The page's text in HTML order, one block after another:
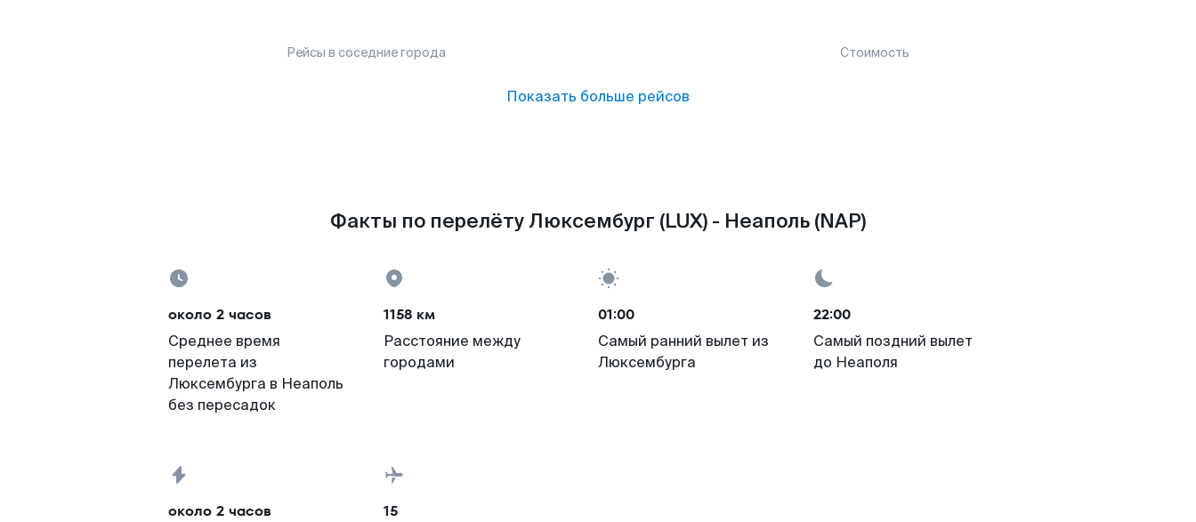
Рейсы в соседние города Стоимость
Показать больше рейсов
Факты по перелёту Люксембург (LUX) - Неаполь (NAP)
около 2 часов
Среднее время
перелета из
Люксембурга в Неаполь
без пересадок
1158 км
Расстояние между
городами
01:00
Самый ранний вылет из
Люксембурга
22:00
Самый поздний вылет
до Неаполя
около 2 часов 15